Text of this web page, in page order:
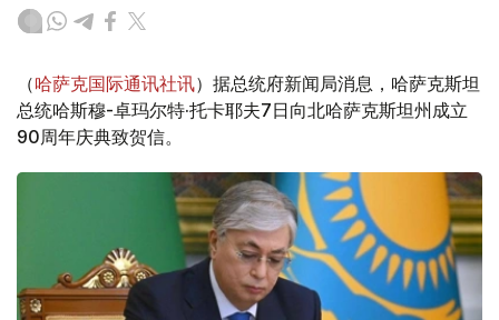
（哈萨克国际通讯社讯）据总统府新闻局消息，哈萨克斯坦
总统哈斯穆-卓玛尔特·托卡耶夫7日向北哈萨克斯坦州成立
90周年庆典致贺信。